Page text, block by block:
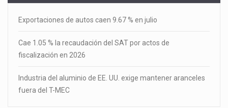
Exportaciones de autos caen 9.67 % en julio
Cae 1.05 % la recaudación del SAT por actos de
fiscalización en 2026
Industria del aluminio de EE. UU. exige mantener aranceles
fuera del T-MEC